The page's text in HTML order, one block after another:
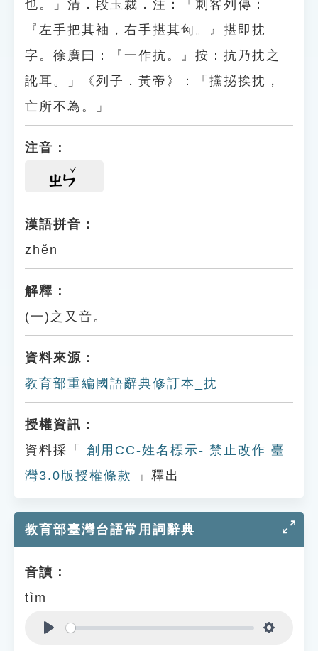
也。」清．段玉裁．注：「刺客列傳：
『左手把其袖，右手揕其匈。』揕即抌
字。徐廣曰：『一作抗。』按：抗乃抌之
訛耳。」《列子．黃帝》：「攩㧙挨抌，
亡所不為。」
注音：
ㄓㄣ
漢語拼音：
zhěn
解釋：
(一)之又音。
資料來源：
教育部重編國語辭典修訂本_抌
授權資訊：
資料採「
創用CC-姓名標示- 禁止改作 臺
灣3.0版授權條款
」釋出
教育部臺灣台語常用詞辭典
音讀：
tìm